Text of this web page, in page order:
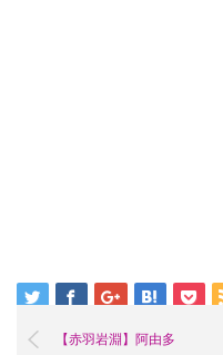
【赤羽岩淵】阿由多